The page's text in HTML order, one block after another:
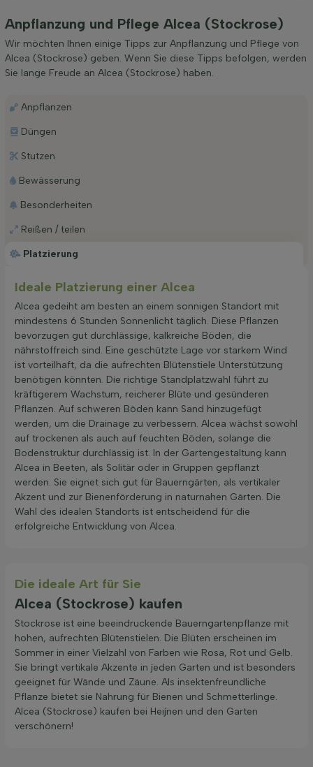
Anpflanzung und Pflege Alcea (Stockrose)
Wir möchten Ihnen einige Tipps zur Anpflanzung und Pflege von
Alcea (Stockrose) geben. Wenn Sie diese Tipps befolgen, werden
Sie lange Freude an Alcea (Stockrose) haben.
Platzierung
Anpflanzen
Düngen
Stutzen
Bewässerung
Besonderheiten
Reißen / teilen
Ideale Platzierung einer Alcea
Alcea gedeiht am besten an einem sonnigen Standort mit
mindestens 6 Stunden Sonnenlicht täglich. Diese Pflanzen
bevorzugen gut durchlässige, kalkreiche Böden, die
nährstoffreich sind. Eine geschützte Lage vor starkem Wind
ist vorteilhaft, da die aufrechten Blütenstiele Unterstützung
benötigen könnten. Die richtige Standplatzwahl führt zu
kräftigerem Wachstum, reicherer Blüte und gesünderen
Pflanzen. Auf schweren Böden kann Sand hinzugefügt
werden, um die Drainage zu verbessern. Alcea wächst sowohl
auf trockenen als auch auf feuchten Böden, solange die
Bodenstruktur durchlässig ist. In der Gartengestaltung kann
Alcea in Beeten, als Solitär oder in Gruppen gepflanzt
werden. Sie eignet sich gut für Bauerngärten, als vertikaler
Akzent und zur Bienenförderung in naturnahen Gärten. Die
Wahl des idealen Standorts ist entscheidend für die
erfolgreiche Entwicklung von Alcea.
Die ideale Art für Sie
Alcea (Stockrose) kaufen
Stockrose ist eine beeindruckende Bauerngartenpflanze mit
hohen, aufrechten Blütenstielen. Die Blüten erscheinen im
Sommer in einer Vielzahl von Farben wie Rosa, Rot und Gelb.
Sie bringt vertikale Akzente in jeden Garten und ist besonders
geeignet für Wände und Zäune. Als insektenfreundliche
Pflanze bietet sie Nahrung für Bienen und Schmetterlinge.
Alcea (Stockrose) kaufen bei Heijnen und den Garten
verschönern!